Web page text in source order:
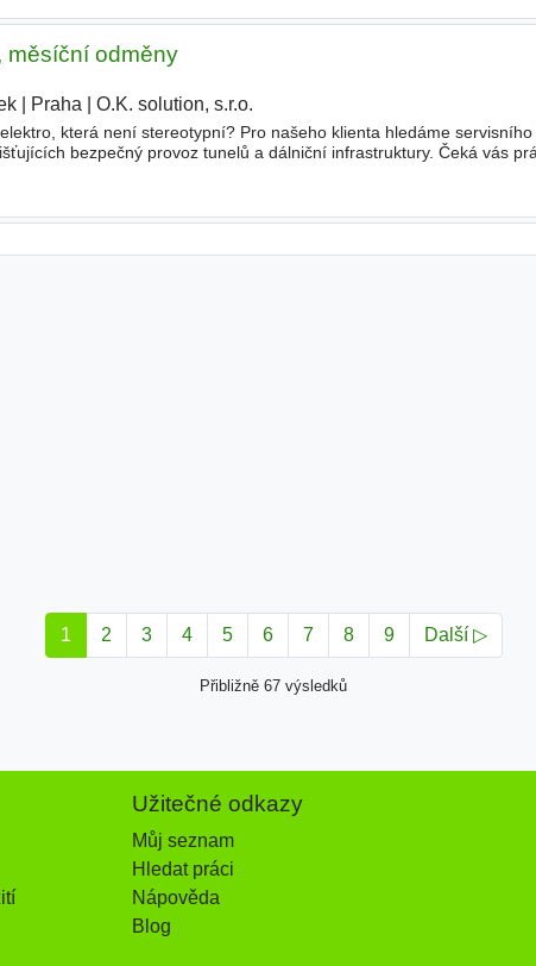
měsíční odměny
Praha O.K. solution, s.r.o.
která není stereotypní? Pro našeho klienta hledáme servisního
bezpečný provoz tunelů a dálniční infrastruktury. Čeká vás
1 2 3 4 5 6 7 8 9 Další ▷
Přibližně 67 výsledků
Užitečné odkazy
Můj seznam
Hledat práci
Nápověda
Blog